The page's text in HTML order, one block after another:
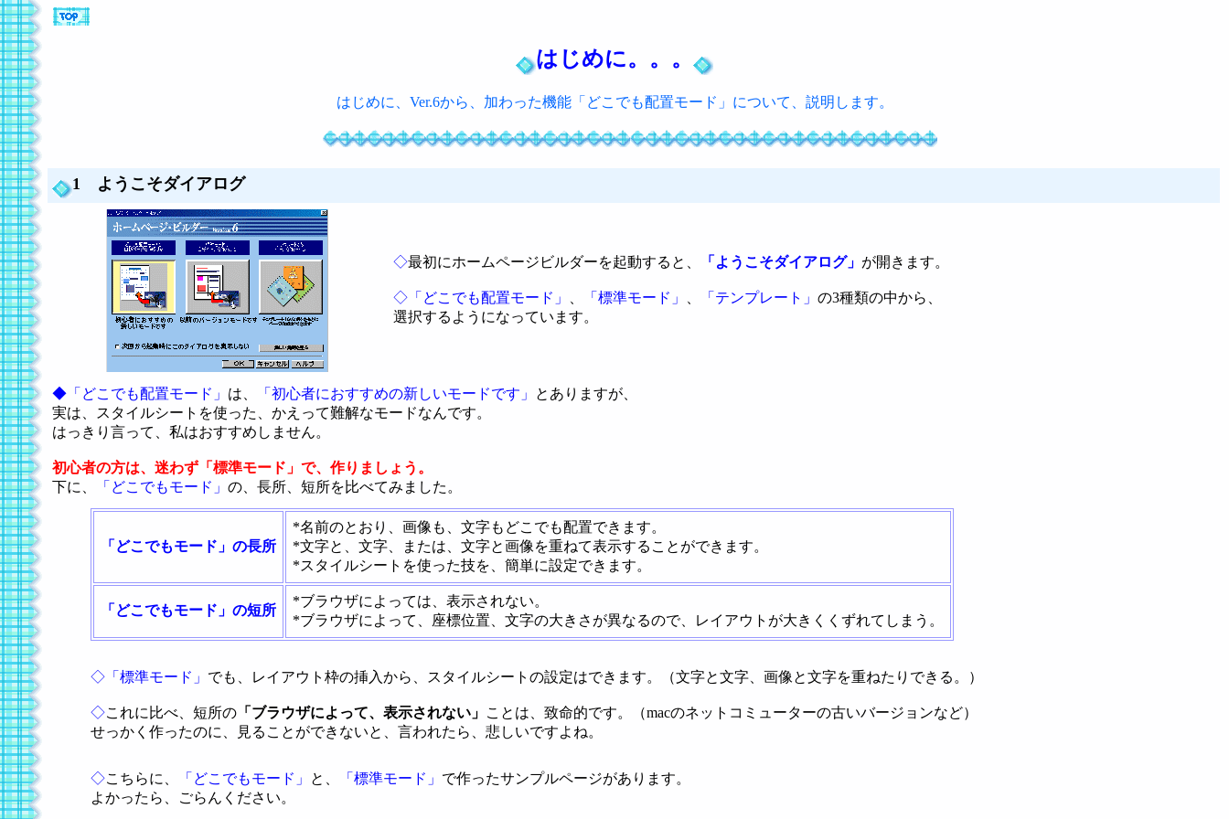
はじめに。。。
はじめに、Ver.6から、加わった機能「どこでも配置モード」について、説明します。
1 ようこそダイアログ
◇最初にホームページビルダーを起動すると、 「ようこそダイアログ」 が開きます。
◇「どこでも配置モード」 「標準モード」 「テンプレート」 の3種類の中から、
選択するようになっています。
◆「どこでも配置モード」 は、 「初心者におすすめの新しいモードです」
とありますが、
実は、スタイルシートを使った、かえって難解なモードなんです。
はっきり言って、私はおすすめしません。
初心者の方は、迷わず「標準モード」で、作りましょう。
下に、
「どこでもモード」 の、長所、短所を比べてみました。
「どこでもモード」の長所
*名前のとおり、画像も、文字もどこでも配置できます。
*文字と、文字、または、文字と画像を重ねて表示することができます。
*スタイルシートを使った技を、簡単に設定できます。
「どこでもモード」の短所
*ブラウザによっては、表示されない。
*ブラウザによって、座標位置、文字の大きさが異なるので、レイアウトが大きくくずれてしまう。
◇「標準モード」 でも、レイアウト枠の挿入から、スタイルシートの設定はできます。（文字と文字、画像と文字を重ねたりできる。）
◇これに比べ、短所の 「ブラウザによって、表示されない」 ことは、致命的です。（macのネットコミューターの古いバージョンなど）
せっかく作ったのに、見ることができないと、言われたら、悲しいですよね。
◇こちらに、 「どこでもモード」 と、 「標準モード」 で作ったサンプルページがあります。
よかったら、ごらんください。